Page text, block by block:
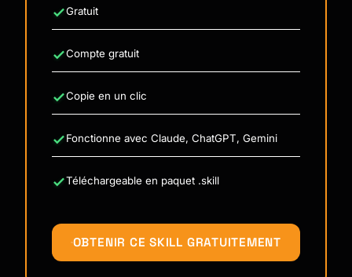
Gratuit
Compte gratuit
Copie en un clic
Fonctionne avec Claude, ChatGPT, Gemini
Téléchargeable en paquet .skill
OBTENIR CE SKILL GRATUITEMENT
Recherche de cours · là pour t'aider